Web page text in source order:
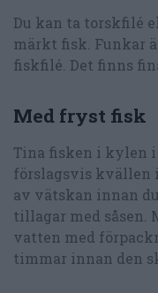
Du kan ta torskfilé
märkt fisk. Funkar
fiskfilé. Det finns
Med fryst fisk
Tina fisken i kylen i
förslagsvis kvällen
av vätskan innan
tillagar med såsen.
vatten med
timmar innan den